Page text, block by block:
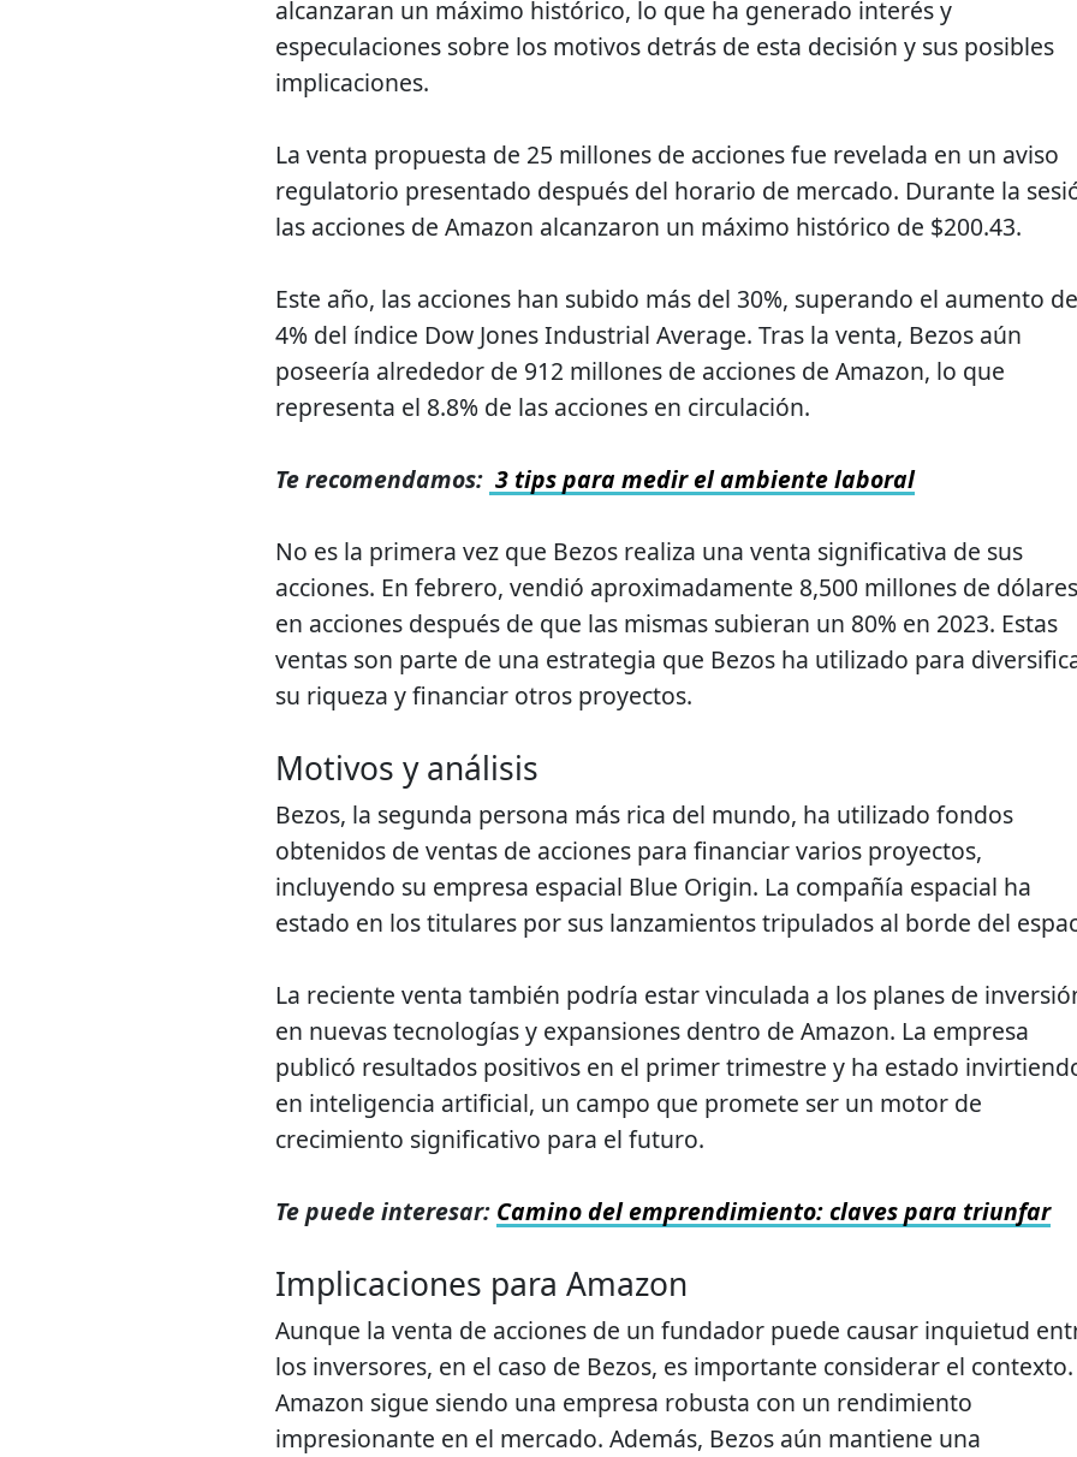
alcanzaran un máximo histórico, lo que ha generado interés y
especulaciones sobre los motivos detrás de esta decisión y sus posibles
implicaciones.
La venta propuesta de 25 millones de acciones fue revelada en un aviso
regulatorio presentado después del horario de mercado. Durante la
las acciones de Amazon alcanzaron un máximo histórico de $200.43.
Este año, las acciones han subido más del 30%, superando el aumento
4% del índice Dow Jones Industrial Average. Tras la venta, Bezos aún
poseería alrededor de 912 millones de acciones de Amazon, lo que
representa el 8.8% de las acciones en circulación.
Te recomendamos: 3 tips para medir el ambiente laboral
No es la primera vez que Bezos realiza una venta significativa de sus
acciones. En febrero, vendió aproximadamente 8,500 millones de dólares
en acciones después de que las mismas subieran un 80% en 2023. Estas
ventas son parte de una estrategia que Bezos ha utilizado para
su riqueza y financiar otros proyectos.
Motivos y análisis
Bezos, la segunda persona más rica del mundo, ha utilizado fondos
obtenidos de ventas de acciones para financiar varios proyectos,
incluyendo su empresa espacial Blue Origin. La compañía espacial ha
estado en los titulares por sus lanzamientos tripulados al borde del
La reciente venta también podría estar vinculada a los planes de
en nuevas tecnologías y expansiones dentro de Amazon. La empresa
publicó resultados positivos en el primer trimestre y ha estado
en inteligencia artificial, un campo que promete ser un motor de
crecimiento significativo para el futuro.
Te puede interesar: Camino del emprendimiento: claves para triunfar
Implicaciones para Amazon
Aunque la venta de acciones de un fundador puede causar inquietud
los inversores, en el caso de Bezos, es importante considerar el contexto.
Amazon sigue siendo una empresa robusta con un rendimiento
impresionante en el mercado. Además, Bezos aún mantiene una